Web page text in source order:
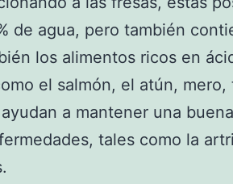
de agua, pero también
los alimentos ricos en
el salmón, el atún, mero,
a mantener una
tales como la